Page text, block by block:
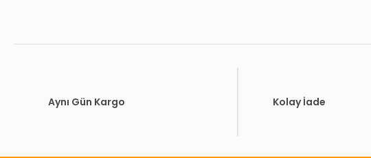
Aynı Gün Kargo Kolay İade